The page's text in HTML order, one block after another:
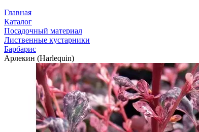
Главная
Каталог
Посадочный материал
Лиственные кустарники
Барбарис
Арлекин (Harlequin)